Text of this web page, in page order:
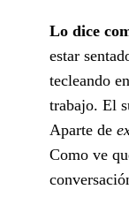
Lo dice
estar
tecleando
trabajo. El
Aparte de
Como ve